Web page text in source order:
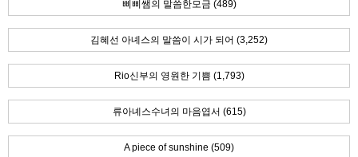
삐삐쌤의 말씀한모금 (489)
김혜선 아녜스의 말씀이 시가 되어 (3,252)
Rio신부의 영원한 기쁨 (1,793)
류아녜스수녀의 마음엽서 (615)
A piece of sunshine (509)